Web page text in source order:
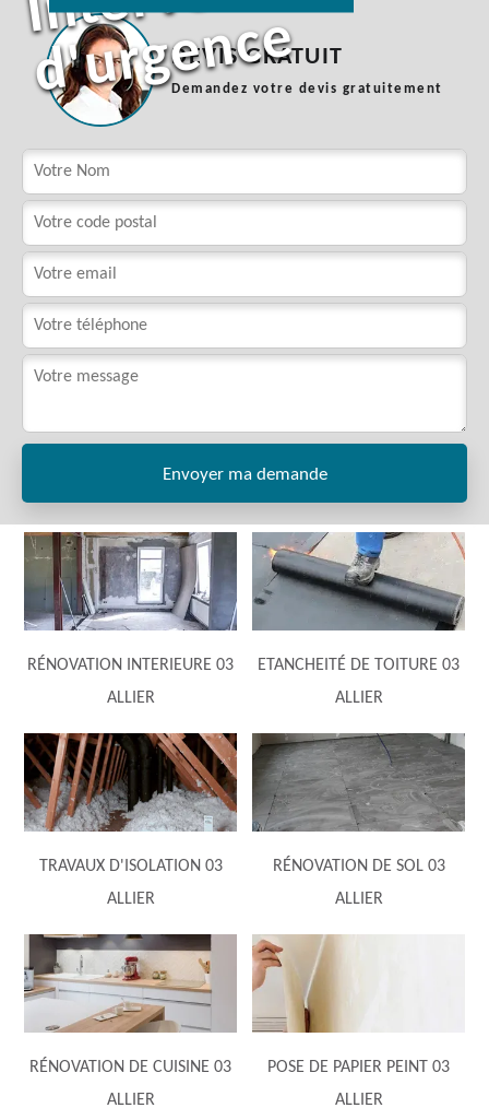
e
DEVIS GRATUIT
Demandez votre devis gratuitement
RÉNOVATION INTERIEURE 03
ALLIER
ETANCHEITÉ DE TOITURE 03
ALLIER
TRAVAUX D'ISOLATION 03
ALLIER
RÉNOVATION DE SOL 03
ALLIER
RÉNOVATION DE CUISINE 03
ALLIER
POSE DE PAPIER PEINT 03
ALLIER